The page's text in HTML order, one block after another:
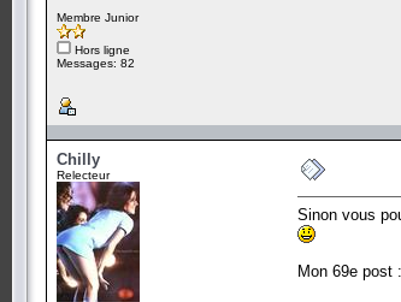
Membre Junior
Hors ligne
Messages: 82
Chilly
Relecteur
Sinon vous
Mon 69e post